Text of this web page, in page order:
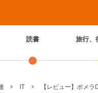
読書 旅行、
IT 【レビュー】ポメ